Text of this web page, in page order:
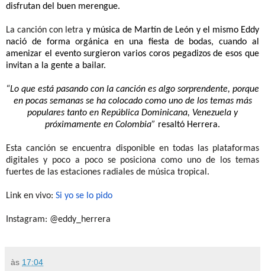
disfrutan del buen merengue.
La canción con letra y música de Martín de León y el mismo Eddy
nació de forma orgánica en una fiesta de bodas, cuando al
amenizar el evento surgieron varios coros pegadizos de esos que
invitan a la gente a bailar.
“Lo que está pasando con la canción es algo sorprendente, porque
en pocas semanas se ha colocado como uno de los temas más
populares tanto en República Dominicana, Venezuela y
próximamente en Colombia” resaltó Herrera.
Esta canción se encuentra disponible en todas las plataformas
digitales y poco a poco se posiciona como uno de los temas
fuertes de las estaciones radiales de música tropical.
Link en vivo: Si yo se lo pido
Instagram: @eddy_herrera
às 17:04